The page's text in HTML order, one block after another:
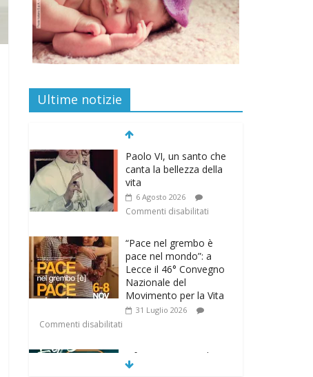
Ultime notizie
Paolo VI, un santo che
canta la bellezza della
vita
6 Agosto 2026
Commenti disabilitati
“Pace nel grembo è
pace nel mondo”: a
Lecce il 46° Convegno
Nazionale del
Movimento per la Vita
31 Luglio 2026
Commenti disabilitati
Life on air: in ascolto
per la vita